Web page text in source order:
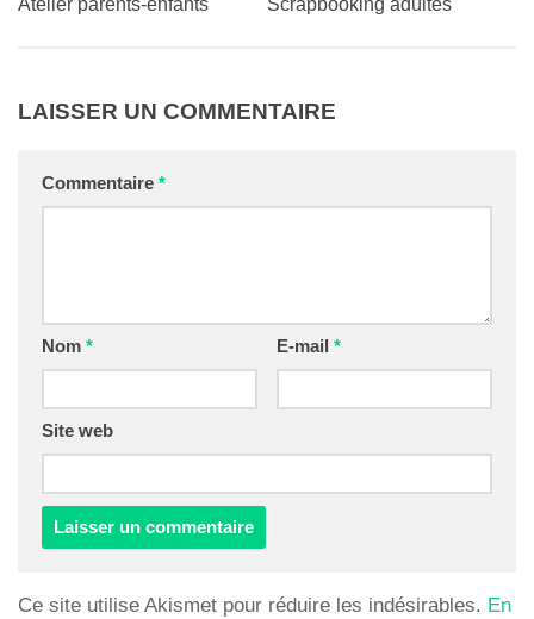
LAISSER UN COMMENTAIRE
Commentaire *
Nom * E-mail *
Site web
Ce site utilise Akismet pour réduire les indésirables. En